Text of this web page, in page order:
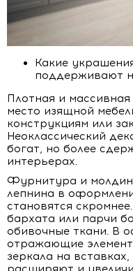
Какие
поддерживают
Плотная и
место изящной
конструкциям или
Неоклассический
богат, но более
интерьерах.
Фурнитура и
лепнина в
становятся
бархата или парчи
обивочные ткани. В
отражающие
зеркала на